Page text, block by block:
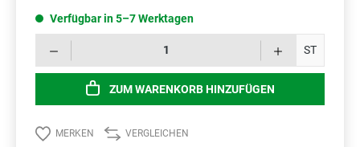
Verfügbar in 5–7 Werktagen
ST
ZUM WARENKORB HINZUFÜGEN
MERKEN VERGLEICHEN